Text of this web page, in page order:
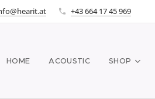
+43 664 17 45 969
HOME ACOUSTIC SHOP